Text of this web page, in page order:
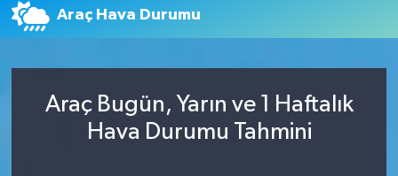
Araç Hava Durumu
Araç Bugün, Yarın ve 1 Haftalık
Hava Durumu Tahmini
Dünya
Ekonomi
Namaz Vakitleri
Süper Lig Puan Durumu ve Fikstür